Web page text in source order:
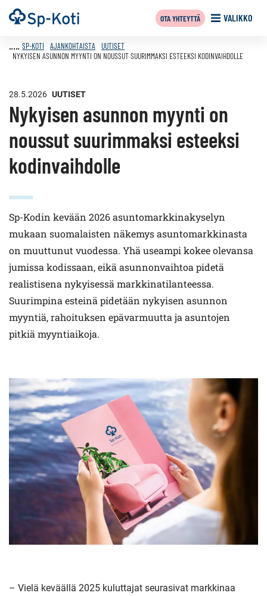
Siirry
sisältöön
Etusivu VALIKKO
OTA YHTEYTTÄ
SP-KOTI AJANKOHTAISTA UUTISET
NYKYISEN ASUNNON MYYNTI ON NOUSSUT SUURIMMAKSI ESTEEKSI KODINVAIHDOLLE
28.5.2026 UUTISET
Nykyisen asunnon myynti on
noussut suurimmaksi esteeksi
kodinvaihdolle
Sp-Kodin kevään 2026 asuntomarkkinakyselyn
mukaan suomalaisten näkemys asuntomarkkinasta
on muuttunut vuodessa. Yhä useampi kokee olevansa
jumissa kodissaan, eikä asunnonvaihtoa pidetä
realistisena nykyisessä markkinatilanteessa.
Suurimpina esteinä pidetään nykyisen asunnon
myyntiä, rahoituksen epävarmuutta ja asuntojen
pitkiä myyntiaikoja.
– Vielä keväällä 2025 kuluttajat seurasivat markkinaa